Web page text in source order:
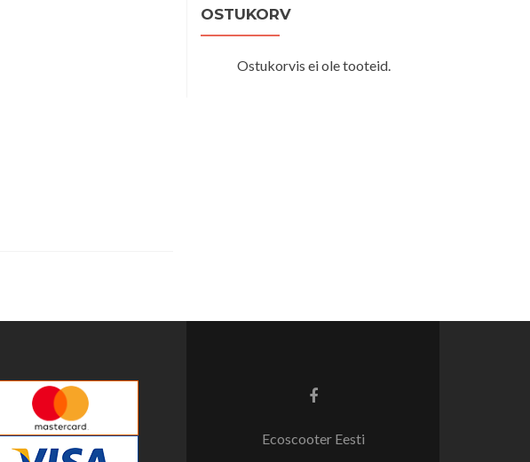
OSTUKORV
Ostukorvis ei ole tooteid.
Facebook
Ecoscooter Eesti